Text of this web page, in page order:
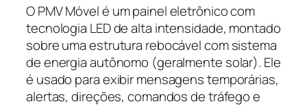
O PMV Móvel é um painel eletrônico com
tecnologia LED de alta intensidade, montado
sobre uma estrutura rebocável com sistema
de energia autônomo (geralmente solar). Ele
é usado para exibir mensagens temporárias,
alertas, direções, comandos de tráfego e